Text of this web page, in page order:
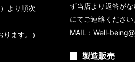
より順次
ます。）
ず当店より返答が
にてご連絡ください
MAIL：Well-
製造販売